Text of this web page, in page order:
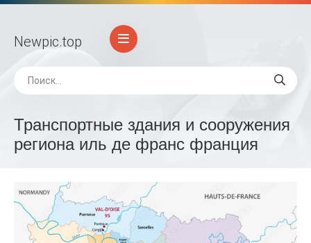
Newpic.top
Транспортные здания и сооружения
региона иль де франс франция